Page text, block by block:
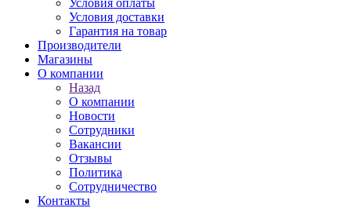
Условия оплаты
Условия доставки
Гарантия на товар
Производители
Магазины
О компании
Назад
О компании
Новости
Сотрудники
Вакансии
Отзывы
Политика
Сотрудничество
Контакты